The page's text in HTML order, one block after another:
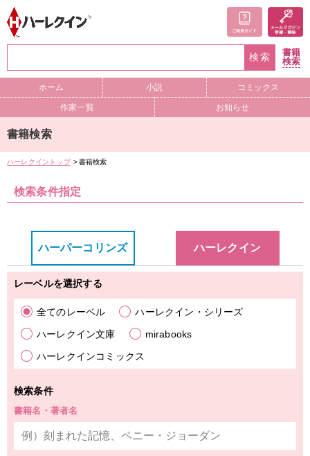
検索
書籍
検索
ホーム 小説 コミックス
作家一覧 お知らせ
書籍検索
ハーレクイントップ 書籍検索
検索条件指定
ハーパーコリンズ ハーレクイン
レーベルを選択する
全てのレーベル
ハーレクイン・シリーズ
ハーレクイン文庫
mirabooks
ハーレクインコミックス
検索条件
書籍名・著者名